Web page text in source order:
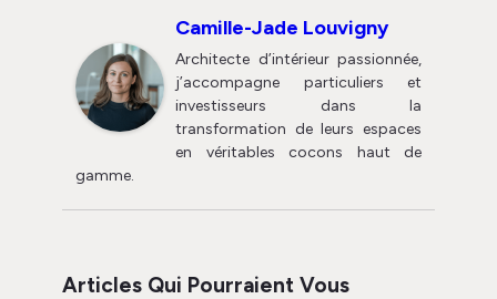
Camille-Jade Louvigny
Architecte d’intérieur passionnée,
j’accompagne particuliers et
investisseurs dans la
transformation de leurs espaces
en véritables cocons haut de
gamme.
Articles Qui Pourraient Vous